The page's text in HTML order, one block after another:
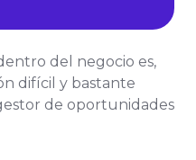
del negocio es,
difícil y bastante
de oportunidades